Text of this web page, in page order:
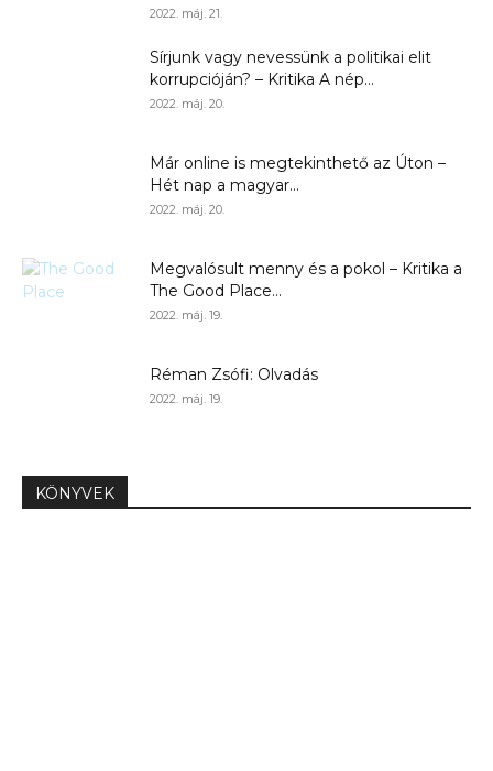
2022. máj. 21.
Sírjunk vagy nevessünk a politikai elit
korrupcióján? – Kritika A nép...
2022. máj. 20.
Már online is megtekinthető az Úton –
Hét nap a magyar...
2022. máj. 20.
Megvalósult menny és a pokol – Kritika a
The Good Place...
2022. máj. 19.
Réman Zsófi: Olvadás
2022. máj. 19.
KÖNYVEK